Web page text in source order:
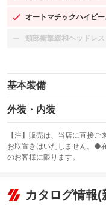
オートマチックハイビー
：装備あり
頸部衝撃緩和ヘッドレス
：装備なし
基本装備
エアバッグ：運転席/助手
：装備あり
：装備なし
サンルーフ
：装備なし
リフトアップ
：装備なし
外装・内装
カーナビ：SDナビ
：装備あり
TV：フルセグ
：装備あり
ビジュアル：-／DVD再
：装備あり
【注】販売は、当店に直接
お取置きはいたしません。◆
のお客様に限ります。
カタログ情報(